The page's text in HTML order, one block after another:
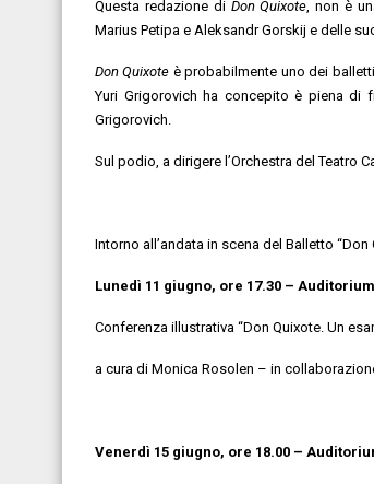
Questa redazione di Don Quixote, non è
Marius Petipa e Aleksandr Gorskij e delle
Don Quixote è probabilmente uno dei
Yuri Grigorovich ha concepito è piena di
Grigorovich.
Sul podio, a dirigere l’Orchestra del Teatro
Intorno all’andata in scena del Balletto “Don
Lunedì 11 giugno, ore 17.30 –
Conferenza illustrativa “Don Quixote. Un
a cura di Monica Rosolen – in
Venerdì 15 giugno, ore 18.00 –